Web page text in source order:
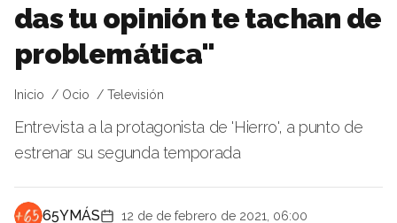
das tu opinión te tachan de
problemática"
Inicio Ocio Televisión
Entrevista a la protagonista de 'Hierro', a punto de
estrenar su segunda temporada
65YMÁS
12 de de febrero de 2021, 06:00